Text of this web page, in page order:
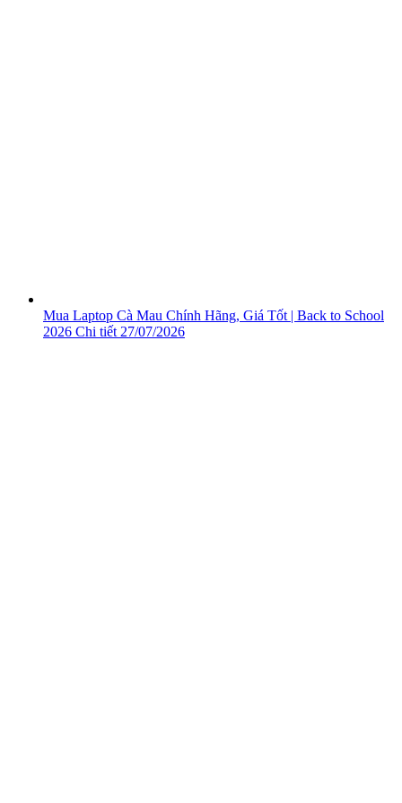
Mua Laptop Cà Mau Chính Hãng, Giá Tốt | Back to School
2026 Chi tiết 27/07/2026